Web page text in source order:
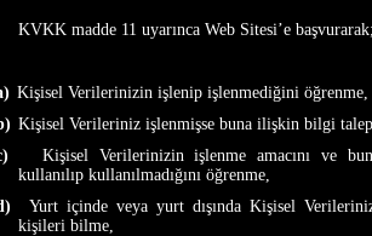
KVKK madde 11 uyarınca Web Sitesi’e başvurarak;
Kişisel Verilerinizin işlenip işlenmediğini öğrenme,
Kişisel Verileriniz işlenmişse buna ilişkin bilgi
Kişisel Verilerinizin işlenme amacını ve
kullanılıp kullanılmadığını öğrenme,
Yurt içinde veya yurt dışında Kişisel
kişileri bilme,